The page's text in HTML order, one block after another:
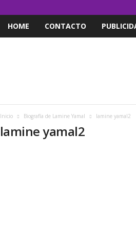
HOME CONTACTO
Inicio Biografía de Lamine Yamal lamine yamal2
lamine yamal2